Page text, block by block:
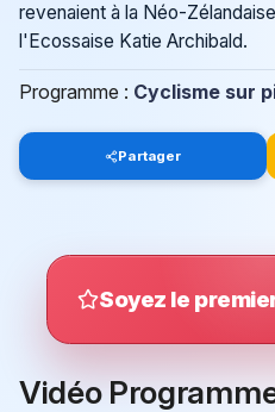
revenaient à la Néo-
l'Ecossaise Katie Archibald.
Programme : Cyclisme sur
Partager
Soyez le
Vidéo